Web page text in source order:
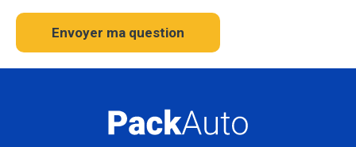
Envoyer ma question